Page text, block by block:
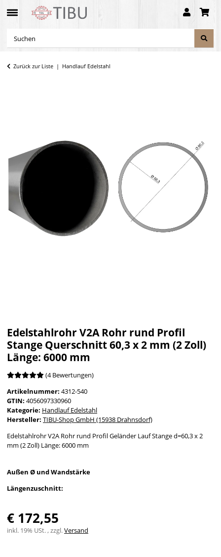
Zurück zur Liste Handlauf Edelstahl
Edelstahlrohr V2A Rohr rund Profil
Stange Querschnitt 60,3 x 2 mm (2 Zoll)
Länge: 6000 mm
(4 Bewertungen)
Artikelnummer: 4312-540
GTIN: 4056097330960
Kategorie: Handlauf Edelstahl
Hersteller: TIBU-Shop GmbH (15938 Drahnsdorf)
Edelstahlrohr V2A Rohr rund Profil Geländer Lauf Stange d=60,3 x 2
mm (2 Zoll) Länge: 6000 mm
Außen Ø und Wandstärke
Längenzuschnitt:
€ 172,55
inkl. 19% USt. , zzgl.Versand